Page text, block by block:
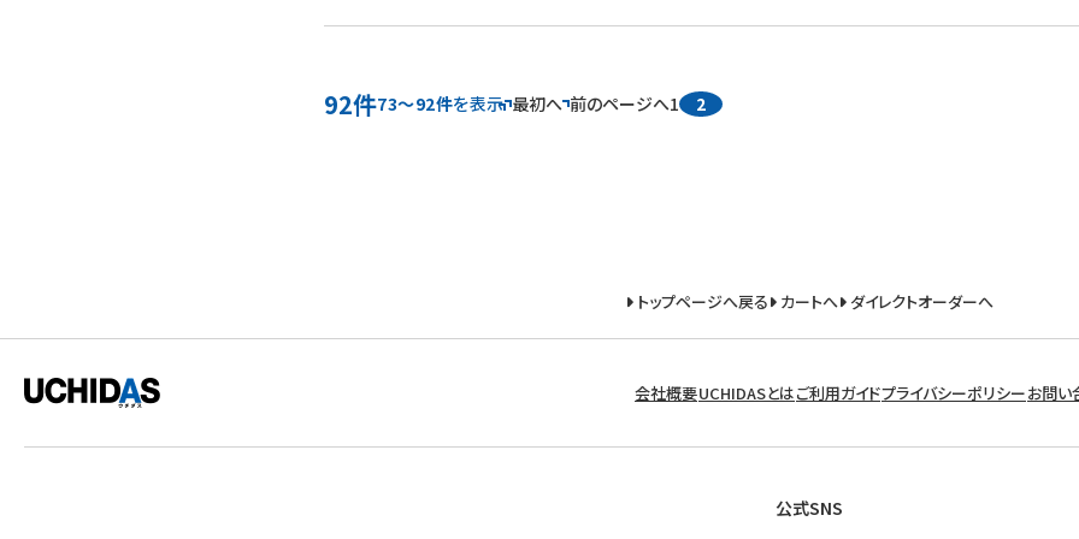
92件73～92件を表示 最初へ 前のページへ1 2
トップページへ戻る カートへ ダイレクトオーダーへ
会社概要UCHIDASとはご利用ガイドプライバシーポリシーお問い
公式SNS